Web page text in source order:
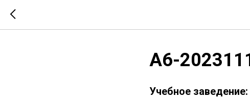
А6-
Учебное заведение: